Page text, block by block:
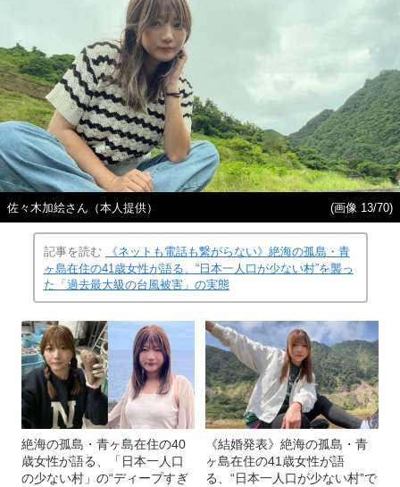
佐々木加絵さん（本人提供） (画像 13/70)
記事を読む
《ネットも電話も繋がらない》絶海の孤島・青
ヶ島在住の41歳女性が語る、“日本一人口が少ない村”を襲っ
た「過去最大級の台風被害」の実態
絶海の孤島・青ヶ島在住の40
歳女性が語る、「日本一人口
の少ない村」の“ディープすぎ
《結婚発表》絶海の孤島・青
ヶ島在住の41歳女性が語
る、“日本一人口が少ない村”で